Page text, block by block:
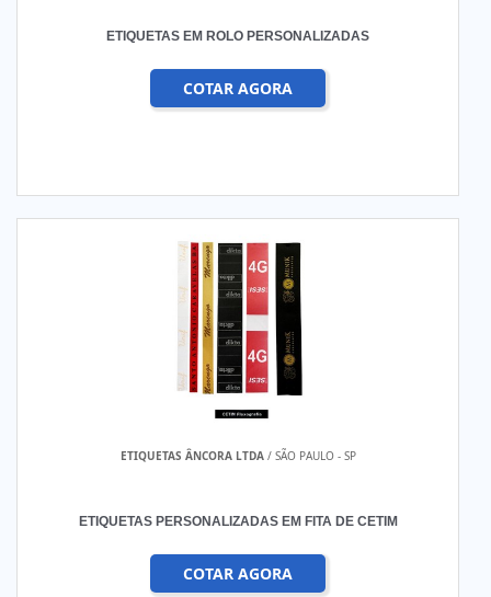
ETIQUETAS EM ROLO PERSONALIZADAS
COTAR AGORA
ETIQUETAS ÂNCORA LTDA/ SÃO PAULO - SP
ETIQUETAS PERSONALIZADAS EM FITA DE CETIM
COTAR AGORA